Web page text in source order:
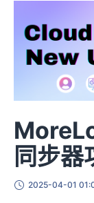
同步器
2025-04-01